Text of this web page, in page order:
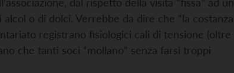
o di dolci. Verrebbe da dire che “la costanza
registrano fisiologici cali di tensione (oltre
che tanti soci “mollano” senza farsi troppi